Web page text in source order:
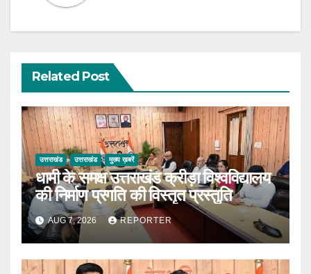
Related Post
उत्तराखंड उत्तराखंड मुख्य ख़बरें
धामी के समक्ष उत्तराखंड क्रीड़ा विश्वविद्यालय
की निर्माण प्रगति की विस्तृत प्रस्तुति
AUG 7, 2026 REPORTER